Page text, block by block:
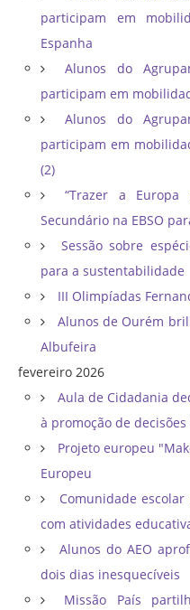
participam em
Espanha
Alunos do
participam em
Alunos do
participam em
(2)
“Trazer a Europa
Secundário na EBSO
Sessão sobre
para a sustentabilidade
III Olimpíadas
Alunos de Ourém
Albufeira
fevereiro 2026
Aula de Cidadania
à promoção de
Projeto europeu
Europeu
Comunidade
com atividades
Alunos do AEO
dois dias inesquecíveis
Missão País